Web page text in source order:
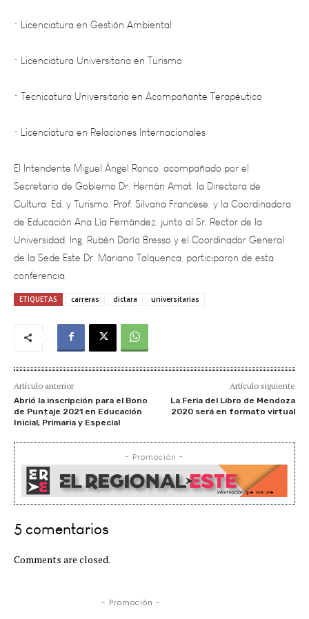
• Licenciatura Universitaria en Turismo
• Tecnicatura Universitaria en Acompañante Terapéutico
• Licenciatura en Relaciones Internacionales
El Intendente Miguel Ángel Ronco, acompañado por el
Secretario de Gobierno Dr. Hernán Amat, la Directora de
Cultura, Ed. y Turismo, Prof. Silvana Francese, y la Coordinadora
de Educación Ana Lía Fernández, junto al Sr. Rector de la
Universidad, Ing. Rubén Darío Bresso y el Coordinador General
de la Sede Este Dr. Mariano Talquenca, participaron de esta
conferencia.
ETIQUETAS carreras dictara universitarias
Artículo anterior
Abrió la inscripción para el Bono
de Puntaje 2021 en Educación
Inicial, Primaria y Especial
Artículo siguiente
La Feria del Libro de Mendoza
2020 será en formato virtual
- Promoción -
5 comentarios
Comments are closed.
- Promoción -